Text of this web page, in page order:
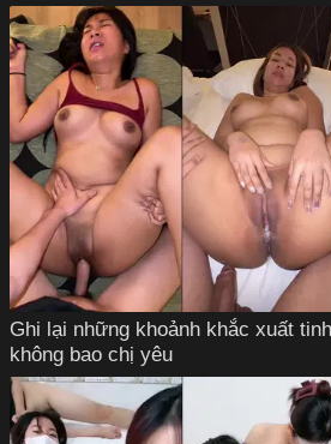
Ghi lại những khoảnh khắc xuất
không bao chị yêu